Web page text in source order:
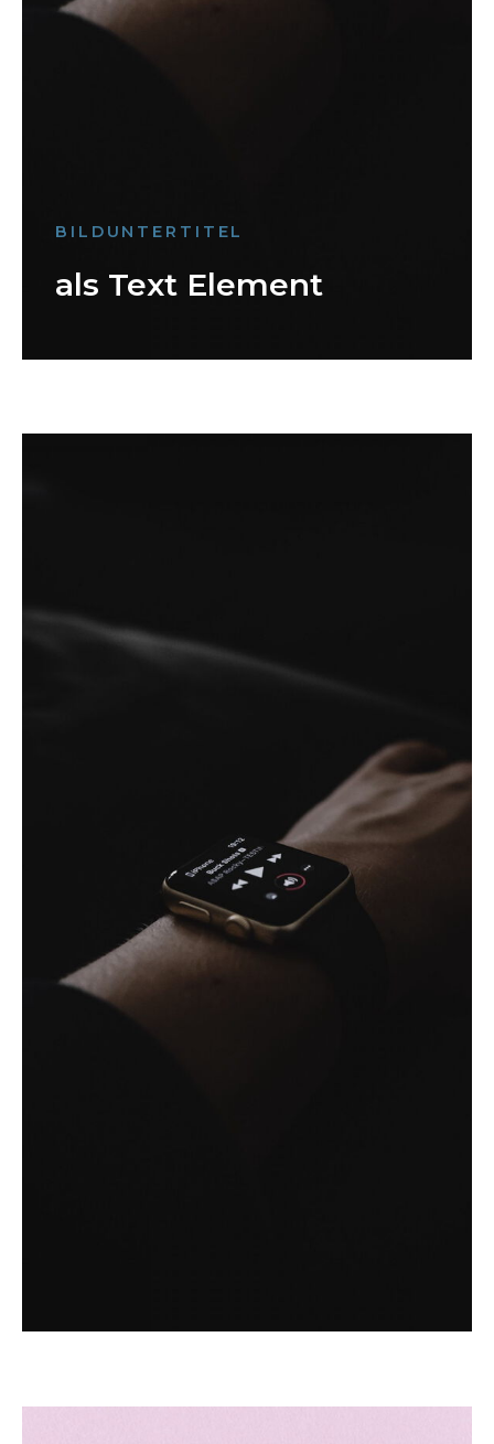
BILDUNTERTITEL
als Text Element